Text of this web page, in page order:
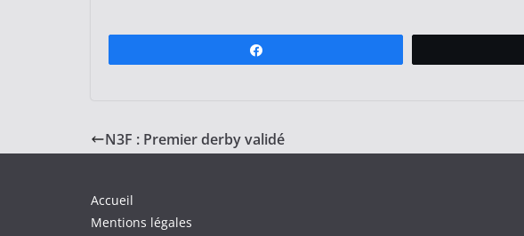
N3F : Premier derby validé
Accueil
Mentions légales